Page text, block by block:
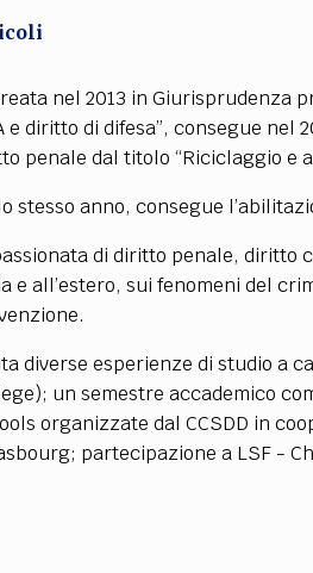
nel 2013 in Giurisprudenza
e diritto di difesa”, consegue
penale dal titolo “Riciclaggio e
stesso anno, consegue
di diritto penale, diritto
e all’estero, sui fenomeni del
diverse esperienze di studio a
un semestre accademico
organizzate dal CCSDD in
partecipazione a LSF -